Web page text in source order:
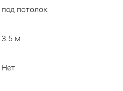
под потолок
3.5 м
Нет